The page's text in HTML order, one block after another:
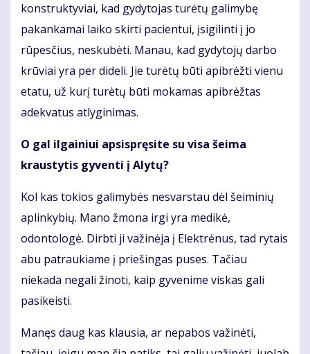
konstruktyviai, kad gydytojas turėtų galimybę
pakankamai laiko skirti pacientui, įsigilinti į jo
rūpesčius, neskubėti. Manau, kad gydytojų darbo
krūviai yra per dideli. Jie turėtų būti apibrėžti vienu
etatu, už kurį turėtų būti mokamas apibrėžtas
adekvatus atlyginimas.
O gal ilgainiui apsispręsite su visa šeima
kraustytis gyventi į Alytų?
Kol kas tokios galimybės nesvarstau dėl šeiminių
aplinkybių. Mano žmona irgi yra medikė,
odontologė. Dirbti ji važinėja į Elektrėnus, tad rytais
abu patraukiame į priešingas puses. Tačiau
niekada negali žinoti, kaip gyvenime viskas gali
pasikeisti.
Manęs daug kas klausia, ar nepabos važinėti,